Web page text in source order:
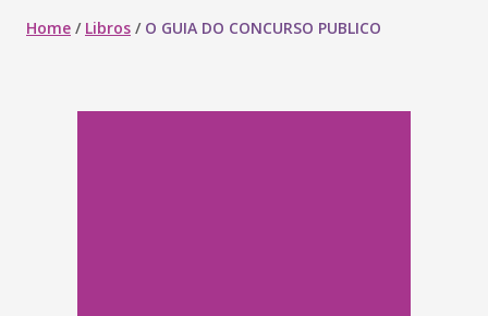
Home / Libros / O GUIA DO CONCURSO PUBLICO